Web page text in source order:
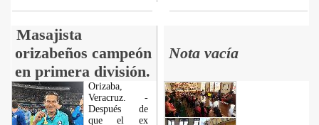
Masajista
orizabeños campeón
en primera división.
Nota vacía
Orizaba,
Veracruz. -
Después de
que el ex